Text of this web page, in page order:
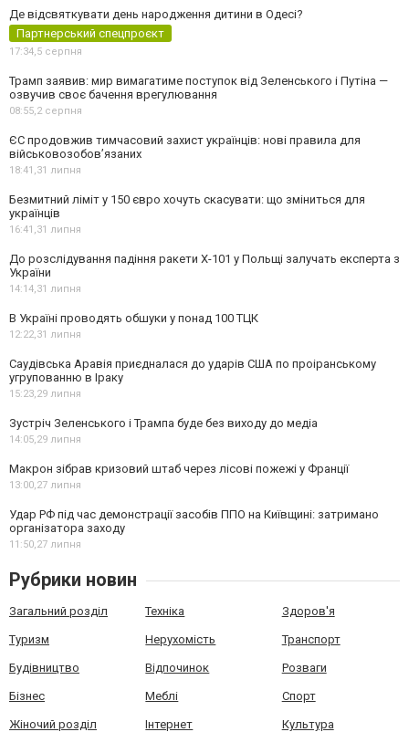
Де відсвяткувати день народження дитини в Одесі?
Партнерський спецпроєкт
17:34,5 серпня
Трамп заявив: мир вимагатиме поступок від Зеленського і Путіна —
озвучив своє бачення врегулювання
08:55,2 серпня
ЄС продовжив тимчасовий захист українців: нові правила для
військовозобов’язаних
18:41,31 липня
Безмитний ліміт у 150 євро хочуть скасувати: що зміниться для
українців
16:41,31 липня
До розслідування падіння ракети Х-101 у Польщі залучать експерта з
України
14:14,31 липня
В Україні проводять обшуки у понад 100 ТЦК
12:22,31 липня
Саудівська Аравія приєдналася до ударів США по проіранському
угрупованню в Іраку
15:23,29 липня
Зустріч Зеленського і Трампа буде без виходу до медіа
14:05,29 липня
Макрон зібрав кризовий штаб через лісові пожежі у Франції
13:00,27 липня
Удар РФ під час демонстрації засобів ППО на Київщині: затримано
організатора заходу
11:50,27 липня
Рубрики новин
Загальний розділ Техніка Здоров'я
Туризм Нерухомість Транспорт
Будівництво Відпочинок Розваги
Бізнес Меблі Спорт
Жіночий розділ Інтернет Культура